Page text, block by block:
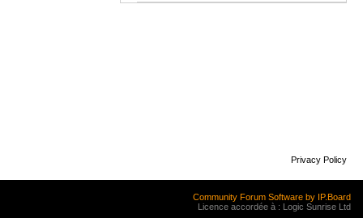
Privacy Policy
Community Forum Software by IP.Board
Licence accordée à : Logic Sunrise Ltd